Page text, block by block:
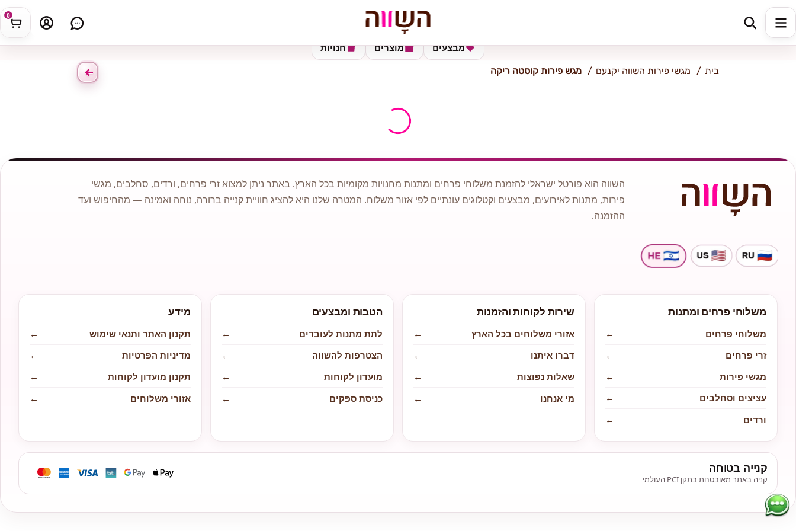
0 כתובת למשלוח
חנויות מוצרים מבצעים
בית מגשי פירות השווה יקנעם מגש פירות קוסטה ריקה
השווה הוא פורטל ישראלי להזמנת משלוחי פרחים ומתנות מחנויות מקומיות בכל הארץ. באתר ניתן למצוא זרי פרחים, ורדים, סחלבים, מגשי
פירות, מתנות לאירועים, מבצעים וקטלוגים עונתיים לפי אזור משלוח. המטרה שלנו היא להציג חוויית קנייה ברורה, נוחה ואמינה — מהחיפוש ועד
ההזמנה.
משלוחי פרחים ומתנות
משלוחי פרחים
←
זרי פרחים
←
מגשי פירות
←
עציצים וסחלבים
←
ורדים
←
שירות לקוחות והזמנות
אזורי משלוחים בכל הארץ
←
דברו איתנו
←
שאלות נפוצות
←
מי אנחנו
←
הטבות ומבצעים
לתת מתנות לעובדים
←
הצטרפות להשווה
←
מועדון לקוחות
←
כניסת ספקים
←
מידע
תקנון האתר ותנאי שימוש
←
מדיניות הפרטיות
←
תקנון מועדון לקוחות
←
אזורי משלוחים
←
קנייה בטוחה
קניה באתר מאובטחת בתקן PCI העולמי